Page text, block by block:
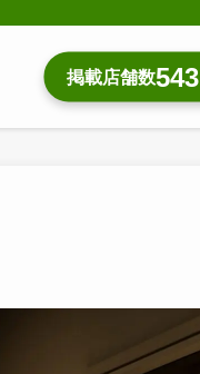
掲載店舗数543